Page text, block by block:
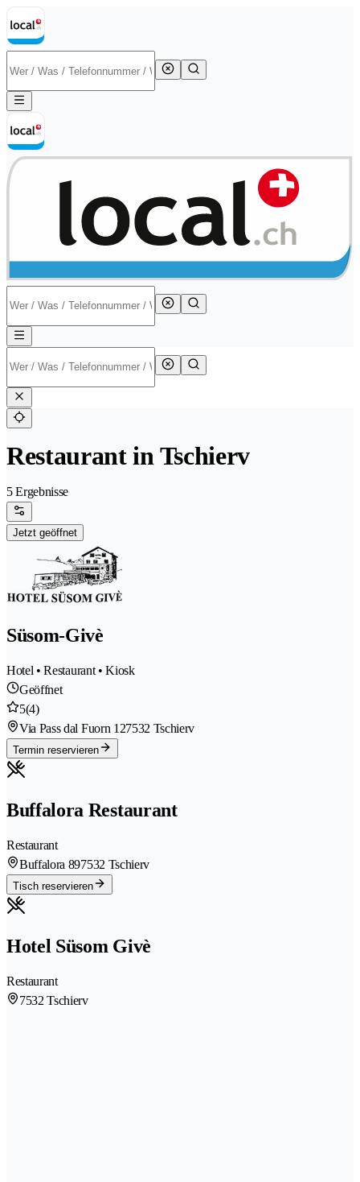
Restaurant in Tschierv
5 Ergebnisse
Jetzt geöffnet
Süsom-Givè
Hotel • Restaurant • Kiosk
Geöffnet
5(4)
Via Pass dal Fuorn 127532 Tschierv
Termin reservieren
Buffalora Restaurant
Restaurant
Buffalora 897532 Tschierv
Tisch reservieren
Hotel Süsom Givè
Restaurant
7532 Tschierv